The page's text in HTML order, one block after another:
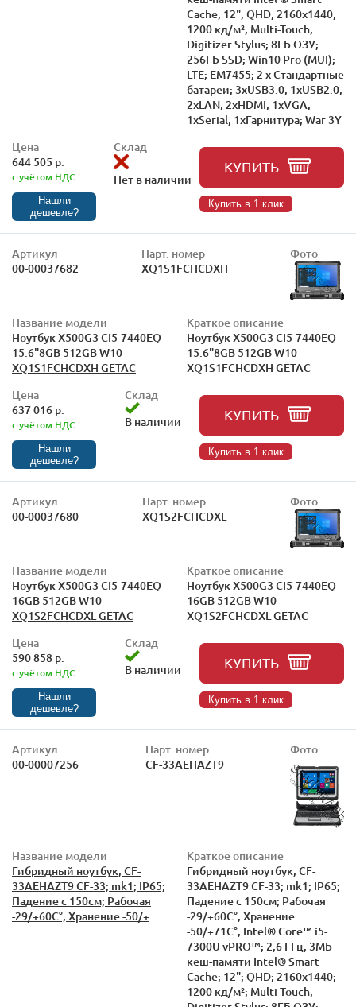
Cache; 12"; QHD; 2160x1440;
1200 кд/м²; Multi-Touch,
Digitizer Stylus; 8ГБ ОЗУ;
256ГБ SSD; Win10 Pro (MUI);
LTE; EM7455; 2 x Стандартные
батареи; 3xUSB3.0, 1xUSB2.0,
2xLAN, 2xHDMI, 1xVGA,
1xSerial, 1xГарнитура; War 3Y
Цена
644 505 р.
с учётом НДС
Нашли
дешевле?
Склад
Нет в наличии
КУПИТЬ
Купить в 1 клик
Артикул
00-00037682
Парт. номер
XQ1S1FCHCDXH
Фото
Название модели
Ноутбук X500G3 CI5-7440EQ
15.6"8GB 512GB W10
XQ1S1FCHCDXH GETAC
Краткое описание
Ноутбук X500G3 CI5-7440EQ
15.6"8GB 512GB W10
XQ1S1FCHCDXH GETAC
Цена
637 016 р.
с учётом НДС
Нашли
дешевле?
Склад
В наличии
КУПИТЬ
Купить в 1 клик
Артикул
00-00037680
Парт. номер
XQ1S2FCHCDXL
Фото
Название модели
Ноутбук X500G3 CI5-7440EQ
16GB 512GB W10
XQ1S2FCHCDXL GETAC
Краткое описание
Ноутбук X500G3 CI5-7440EQ
16GB 512GB W10
XQ1S2FCHCDXL GETAC
Цена
590 858 р.
с учётом НДС
Нашли
дешевле?
Склад
В наличии
КУПИТЬ
Купить в 1 клик
Артикул
00-00007256
Парт. номер
CF-33AEHAZT9
Фото
Название модели
Гибридный ноутбук, CF-
33AEHAZT9 CF-33; mk1; IP65;
Падение с 150см; Рабочая
-29/+60С°, Хранение -50/+
Краткое описание
Гибридный ноутбук, CF-
33AEHAZT9 CF-33; mk1; IP65;
Падение с 150см; Рабочая
-29/+60С°, Хранение
-50/+71С°; Intel® Core™ i5-
7300U vPRO™; 2,6 ГГц, 3МБ
кеш-памяти Intel® Smart
Cache; 12"; QHD; 2160x1440;
1200 кд/м²; Multi-Touch,